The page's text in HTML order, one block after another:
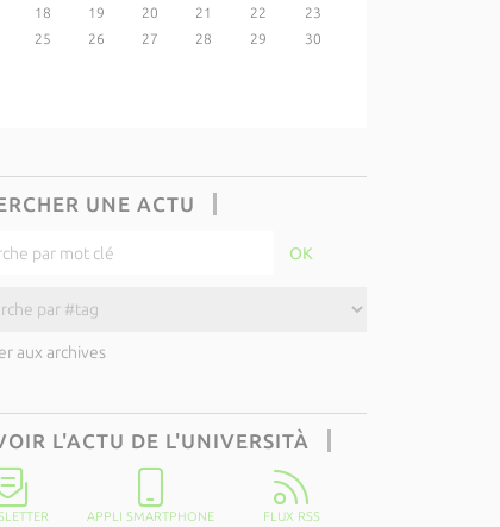
18 19 20 21 22
23
25 26 27 28 29
30
UNE ACTU
aux archives
L'ACTU DE L'UNIVERSITÀ
APPLI SMARTPHONE
FLUX RSS